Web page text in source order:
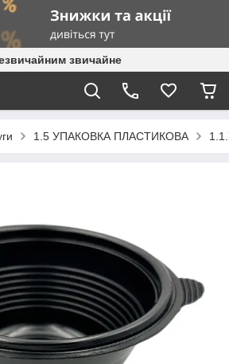
звичайне
1.5 УПАКОВКА ПЛАСТИКОВА